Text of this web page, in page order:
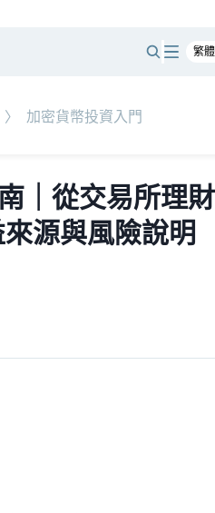
〉 加密貨幣投資入門
｜從交易所理財
源與風險說明